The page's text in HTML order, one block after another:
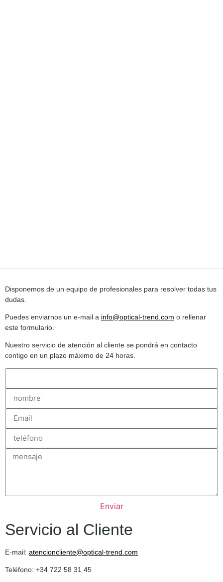
Disponemos de un equipo de profesionales para resolver todas tus
dudas.
Puedes enviarnos un e-mail a info@optical-trend.com o rellenar
este formulario.
Nuestro servicio de atención al cliente se pondrá en contacto
contigo en un plazo máximo de 24 horas.
Enviar
Servicio al Cliente
E-mail: atencioncliente@optical-trend.com
Teléfono: +34 722 58 31 45